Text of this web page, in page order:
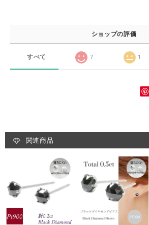
ショップの評価
すべて 7 1
関連商品